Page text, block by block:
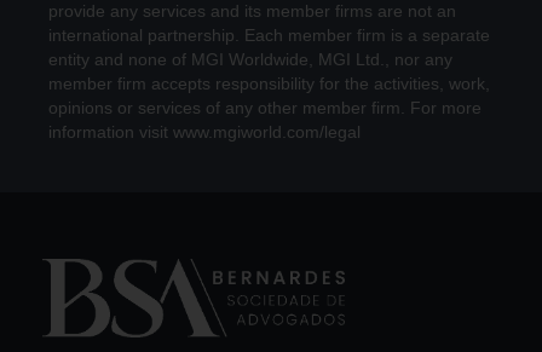
provide any services and its member firms are not an
international partnership. Each member firm is a separate
entity and none of MGI Worldwide, MGI Ltd., nor any
member firm accepts responsibility for the activities, work,
opinions or services of any other member firm. For more
information visit www.mgiworld.com/legal